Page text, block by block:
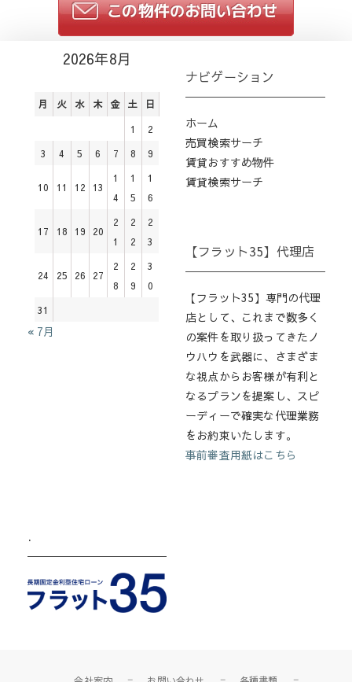
2026年8月
月 火 水 木 金 土 日
1
2
3
4 5 6 7 8 9
10 11 12 13
1
4
1
5
1
6
17 18 19 20
2
1
2
2
2
3
24 25 26 27
2
8
2
9
3
0
31
« 7月
ナビゲーション
ホーム
売買検索サーチ
賃貸おすすめ物件
賃貸検索サーチ
【フラット35】代理店
【フラット35】専門の代理
店として、これまで数多く
の案件を取り扱ってきたノ
ウハウを武器に、さまざま
な視点からお客様が有利と
なるプランを提案し、スピ
ーディーで確実な代理業務
をお約束いたします。
事前審査用紙はこちら
.